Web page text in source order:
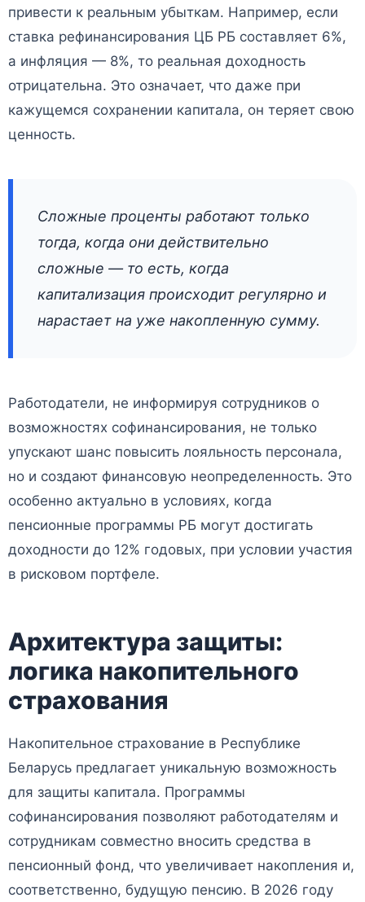
привести к реальным убыткам. Например, если
ставка рефинансирования ЦБ РБ составляет 6%,
а инфляция — 8%, то реальная доходность
отрицательна. Это означает, что даже при
кажущемся сохранении капитала, он теряет свою
ценность.
Сложные проценты работают только
тогда, когда они действительно
сложные — то есть, когда
капитализация происходит регулярно и
нарастает на уже накопленную сумму.
Работодатели, не информируя сотрудников о
возможностях софинансирования, не только
упускают шанс повысить лояльность персонала,
но и создают финансовую неопределенность. Это
особенно актуально в условиях, когда
пенсионные программы РБ могут достигать
доходности до 12% годовых, при условии участия
в рисковом портфеле.
Архитектура защиты:
логика накопительного
страхования
Накопительное страхование в Республике
Беларусь предлагает уникальную возможность
для защиты капитала. Программы
софинансирования позволяют работодателям и
сотрудникам совместно вносить средства в
пенсионный фонд, что увеличивает накопления и,
соответственно, будущую пенсию. В 2026 году